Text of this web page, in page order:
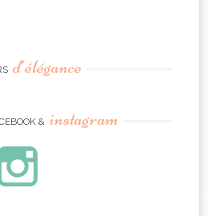
d’élégance
& instagram